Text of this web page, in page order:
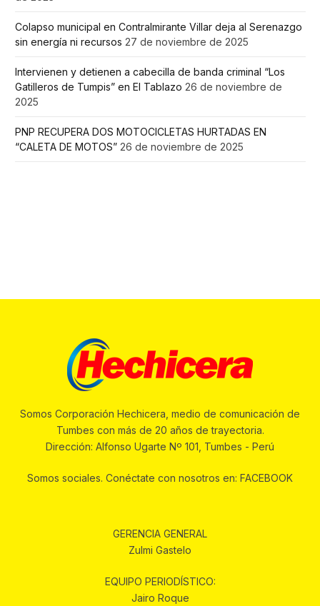
Colapso municipal en Contralmirante Villar deja al Serenazgo
sin energía ni recursos 27 de noviembre de 2025
Intervienen y detienen a cabecilla de banda criminal “Los
Gatilleros de Tumpis” en El Tablazo 26 de noviembre de
2025
PNP RECUPERA DOS MOTOCICLETAS HURTADAS EN
“CALETA DE MOTOS” 26 de noviembre de 2025
Somos Corporación Hechicera, medio de comunicación de
Tumbes con más de 20 años de trayectoria.
Dirección: Alfonso Ugarte Nº 101, Tumbes - Perú
Somos sociales. Conéctate con nosotros en: FACEBOOK
GERENCIA GENERAL
Zulmi Gastelo
EQUIPO PERIODÍSTICO:
Jairo Roque